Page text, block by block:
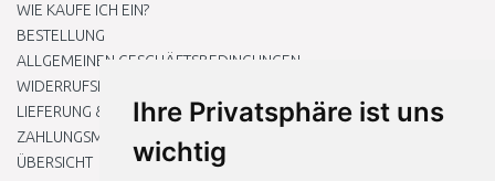
Ihre Privatsphäre ist uns
wichtig
WIE KAUFE ICH EIN?
BESTELLUNG
ALLGEMEINEN GESCHÄFTSBEDINGUNGEN
WIDERRUFSRECHT
LIEFERUNG & ZAHLUNG
ZAHLUNGSMETHODEN
ÜBERSICHT